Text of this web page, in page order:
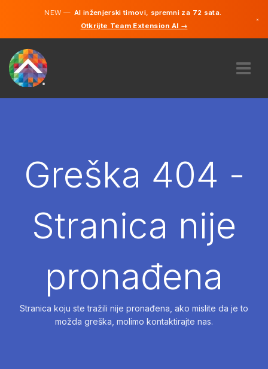
NEW —AI inženjerski timovi, spremni za 72 sata.
Otkrijte Team Extension AI →
×
NAJAMGreška 404 -
Stranica nije
pronađena
Stranica koju ste tražili nije pronađena, ako mislite da je to
možda greška, molimo kontaktirajte nas.